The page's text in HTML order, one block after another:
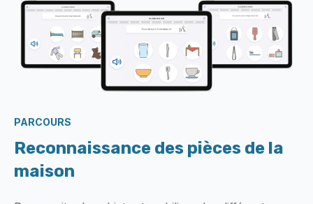
PARCOURS
Reconnaissance des pièces de la
maison